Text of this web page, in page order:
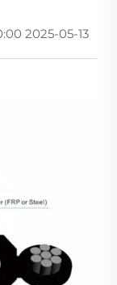
2025-05-13 13:00:00